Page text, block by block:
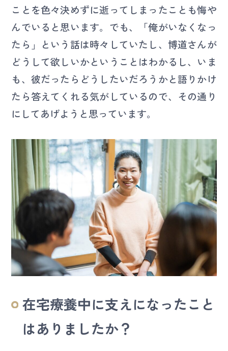
ことを色々決めずに逝ってしまったことも悔や
んでいると思います。でも、「俺がいなくなっ
たら」という話は時々していたし、博道さんが
どうして欲しいかということはわかるし、いま
も、彼だったらどうしたいだろうかと語りかけ
たら答えてくれる気がしているので、その通り
にしてあげようと思っています。
在宅療養中に支えになったこと
はありましたか？